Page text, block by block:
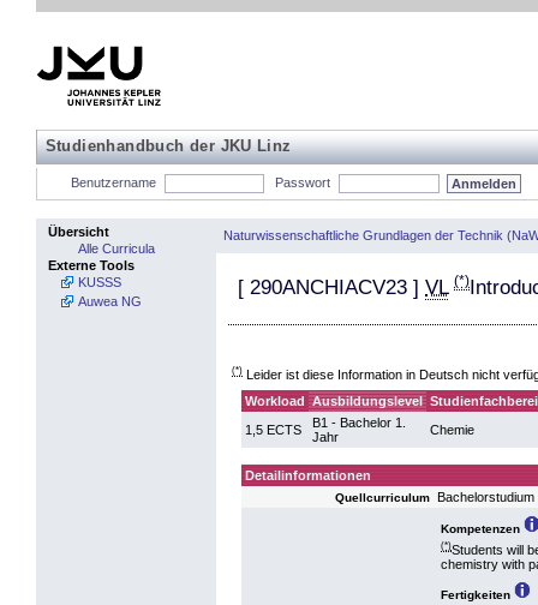
Studienhandbuch der JKU Linz
Benutzername Passwort
Übersicht
Alle Curricula
Externe Tools
KUSSS
Auwea NG
Naturwissenschaftliche Grundlagen der Technik
[ 290ANCHIACV23 ] VL (*)
(*) Leider ist diese Information in Deutsch nicht
Workload Ausbildungslevel
1,5 ECTS
B1 - Bachelor 1.
Jahr
Chemie
Detailinformationen
Quellcurriculum
Kompetenzen
(*)Students will
chemistry with
Fertigkeiten